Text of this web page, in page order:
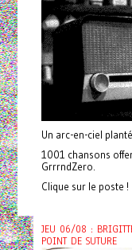
Un arc-en-ciel
1001 chansons
GrrrndZero.
Clique sur le poste !
JEU 06/08 :
POINT DE SUTURE